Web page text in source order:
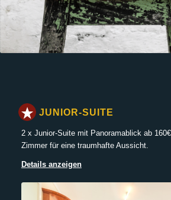
JUNIOR-SUITE
2 x Junior-Suite mit Panoramablick ab
Zimmer für eine traumhafte Aussicht.
Details anzeigen